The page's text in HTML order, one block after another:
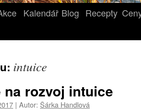
Kalendář Blog Recepty
intuice
na rozvoj intuice
| Autor: Šárka Handlová